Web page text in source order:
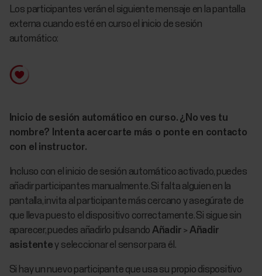
Los participantes verán el siguiente mensaje en la pantalla
externa cuando esté en curso el inicio de sesión
automático:
Inicio de sesión automático en curso. ¿No ves tu
nombre? Intenta acercarte más o ponte en contacto
con el instructor.
Incluso con el inicio de sesión automático activado, puedes
añadir participantes manualmente. Si falta alguien en la
pantalla, invita al participante más cercano y asegúrate de
que lleva puesto el dispositivo correctamente. Si sigue sin
aparecer, puedes añadirlo pulsando Añadir >Añadir
asistentey seleccionar el sensor para él.
Si hay un nuevo participante que usa su propio dispositivo